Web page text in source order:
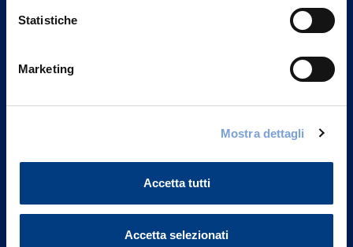
Statistiche
Marketing
Mostra dettagli
Accetta tutti
Accetta selezionati
Vittoria Assicurazioni S.p.A.
Part. IVA 01329510158
FAQ